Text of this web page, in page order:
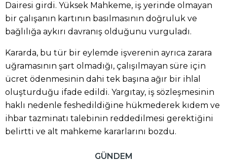
Dairesi girdi. Yüksek Mahkeme, iş yerinde olmayan
bir çalışanın kartının basılmasının doğruluk ve
bağlılığa aykırı davranış olduğunu vurguladı.
Kararda, bu tür bir eylemde işverenin ayrıca zarara
uğramasının şart olmadığı, çalışılmayan süre için
ücret ödenmesinin dahi tek başına ağır bir ihlal
oluşturduğu ifade edildi. Yargıtay, iş sözleşmesinin
haklı nedenle feshedildiğine hükmederek kıdem ve
ihbar tazminatı talebinin reddedilmesi gerektiğini
belirtti ve alt mahkeme kararlarını bozdu.
GÜNDEM